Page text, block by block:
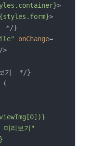
>
{styles.form}>
onChange=
>
미리보기"